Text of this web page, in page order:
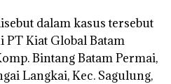
dalam kasus tersebut
PT Kiat Global Batam
Bintang Batam Permai,
Langkai, Kec. Sagulung,